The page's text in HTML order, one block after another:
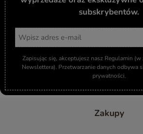
subskrybentów.
Zapisując się, akceptujesz nasz Regulamin (w
Newslettera). Przetwarzanie danych odbywa
prywatności.
Zakupy